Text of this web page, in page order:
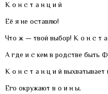
К о н с т а н ц и й
Её я не оставлю!
Что ж — твой выбор! К о н с т а
А где и с кем в родстве быть
К о н с т а н ц и й выхватывает
Его окружают в о и н ы.